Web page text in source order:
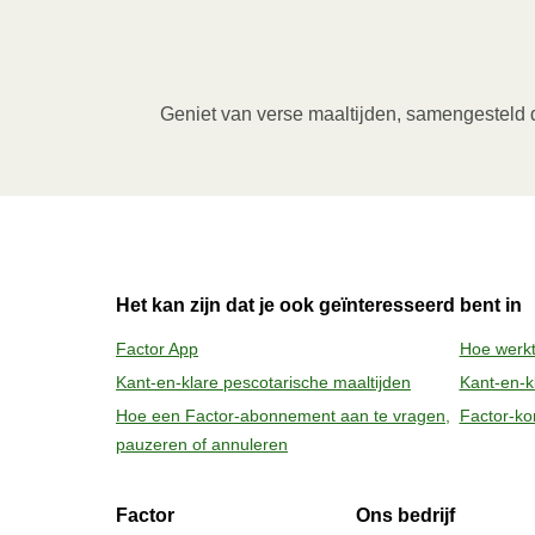
Verwijder de kartonnen sleeve en prik
verwijderen van de folie. Pas bij het
daarna nog 1 minuut rusten voor het
Geniet van verse maaltijden,
Het kan zijn dat je ook geïnteresseerd bent in
Factor App Hoe
Kant-en-klare pescotarische maaltijden
Kant-en-
Hoe een Factor-abonnement aan te vragen,
pauzeren of annuleren
Factor-
Factor Ons bedrijf